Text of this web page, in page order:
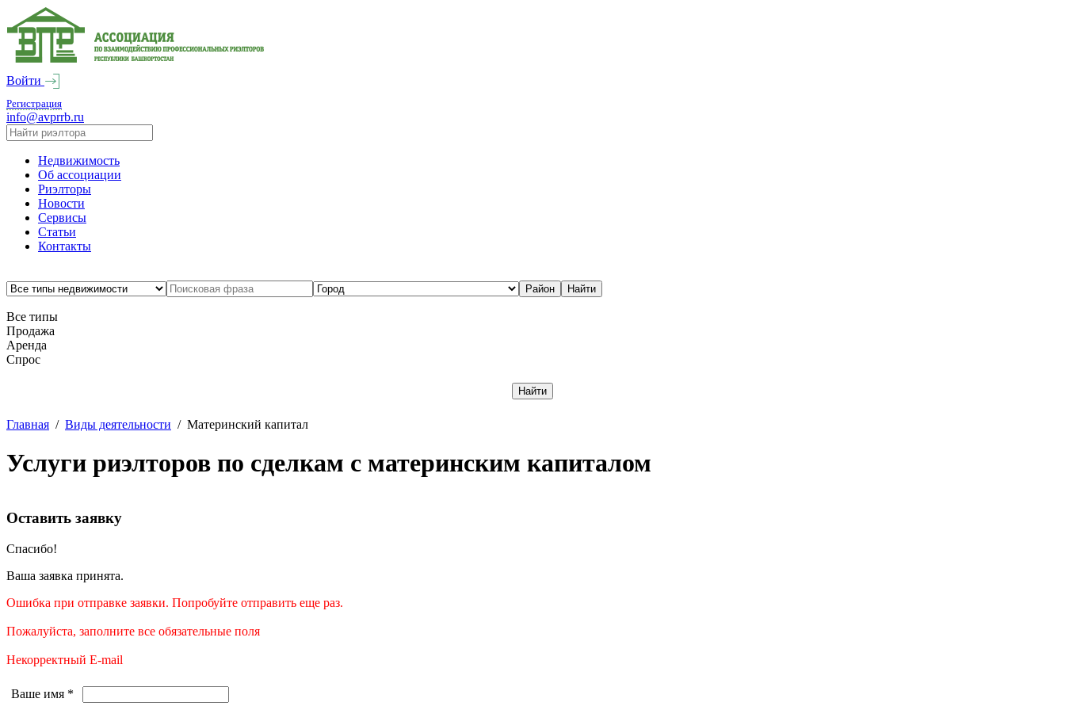
Войти
Регистрация
info@avprrb.ru
Недвижимость
Об ассоциации
Риэлторы
Новости
Сервисы
Статьи
Контакты
Все типы
Продажа
Аренда
Спрос
Главная / Виды деятельности / Материнский капитал
Услуги риэлторов по сделкам с материнским капиталом
Оставить заявку
Спасибо!
Ваша заявка принята.
Ошибка при отправке заявки. Попробуйте отправить еще раз.
Пожалуйста, заполните все обязательные поля
Некорректный E-mail
Ваше имя *